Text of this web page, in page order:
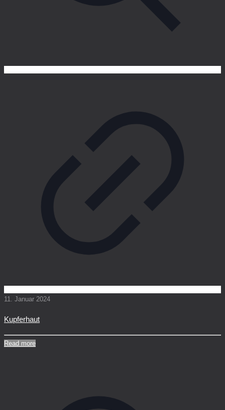
11. Januar 2024
Kupferhaut
Read more